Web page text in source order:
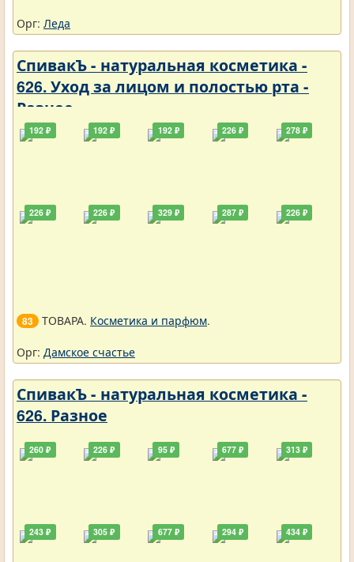
Орг: Леда
СпивакЪ - натуральная косметика -
626. Уход за лицом и полостью рта -
Разное
192 ₽
226 ₽
192 ₽
226 ₽
192 ₽
329 ₽
226 ₽
287 ₽
278 ₽
226 ₽
83 ТОВАРА. Косметика и парфюм.
Орг: Дамское счастье
СпивакЪ - натуральная косметика -
626. Разное
260 ₽
243 ₽
226 ₽
305 ₽
95 ₽
677 ₽
677 ₽
294 ₽
313 ₽
434 ₽